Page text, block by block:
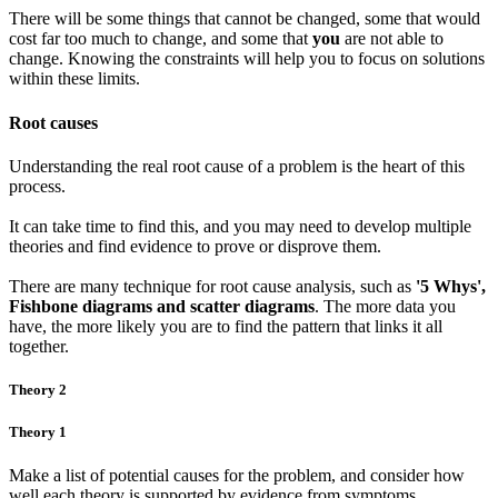
There will be some things that cannot be changed, some that would
cost far too much to change, and some thatyou are not able to
change. Knowing the constraints will help you to focus on solutions
within these limits.
Root causes
Understanding the real root cause of a problem is the heart of this
process.
It can take time to find this, and you may need to develop multiple
theories and find evidence to prove or disprove them.
There are many technique for root cause analysis, such as '5 Whys',
Fishbone diagrams and scatter diagrams. The more data you
have, the more likely you are to find the pattern that links it all
together.
Theory 2
Theory 1
Make a list of potential causes for the problem, and consider how